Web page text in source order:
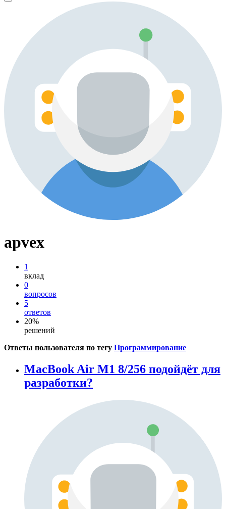
apvex
1
вклад
0
вопросов
5
ответов
20%
решений
Ответы пользователя по тегу Программирование
MacBook Air M1 8/256 подойдёт для
разработки?